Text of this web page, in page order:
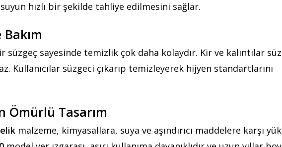
suyun hızlı bir şekilde tahliye edilmesini sağlar.
süzgeç sayesinde temizlik çok daha kolaydır. Kir ve kalıntılar
Kullanıcılar süzgeci çıkarıp temizleyerek hijyen standartlarını
Ömürlü Tasarım
malzeme, kimyasallara, suya ve aşındırıcı maddelere karşı